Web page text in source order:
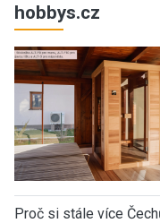
hobbys.cz
Proč si stále více